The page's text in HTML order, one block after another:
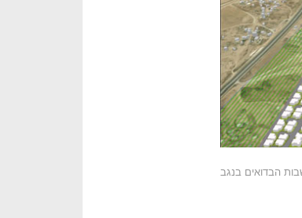
הבדואים בנגב